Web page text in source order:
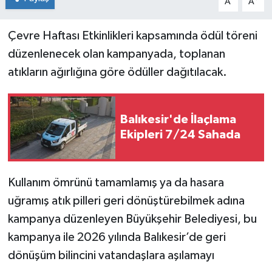
Çevre Haftası Etkinlikleri kapsamında ödül töreni
düzenlenecek olan kampanyada, toplanan
atıkların ağırlığına göre ödüller dağıtılacak.
Balıkesir'de İlaçlama
Ekipleri 7/24 Sahada
Kullanım ömrünü tamamlamış ya da hasara
uğramış atık pilleri geri dönüştürebilmek adına
kampanya düzenleyen Büyükşehir Belediyesi, bu
kampanya ile 2026 yılında Balıkesir’de geri
dönüşüm bilincini vatandaşlara aşılamayı